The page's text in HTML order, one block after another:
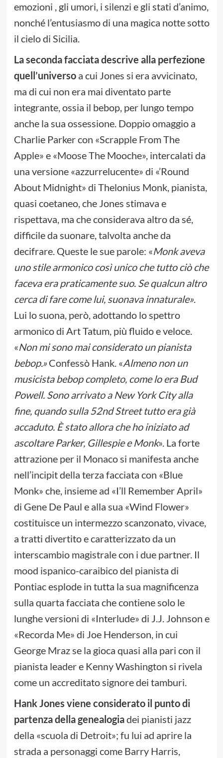
emozioni , gli umori, i silenzi e gli stati d’animo,
nonché l’entusiasmo di una magica notte sotto
il cielo di Sicilia.
La seconda facciata descrive alla perfezione
quell’universoa cui Jones si era avvicinato,
ma di cui non era mai diventato parte
integrante, ossia il bebop, per lungo tempo
anche la sua ossessione. Doppio omaggio a
Charlie Parker con «Scrapple From The
Apple» e «Moose The Mooche», intercalati da
una versione «azzurrelucente» di «’Round
About Midnight» di Thelonius Monk, pianista,
quasi coetaneo, che Jones stimava e
rispettava, ma che considerava altro da sé,
difficile da suonare, talvolta anche da
decifrare. Queste le sue parole: «Monk aveva
uno stile armonico così unico che tutto ciò che
faceva era praticamente suo. Se qualcun altro
cerca di fare come lui, suonava innaturale».
Lui lo suona, però, adottando lo spettro
armonico di Art Tatum, più fluido e veloce.
«Non mi sono mai considerato un pianista
bebop.»Confessò Hank. «Almeno non un
musicista bebop completo, come lo era Bud
Powell. Sono arrivato a New York City alla
fine, quando sulla 52nd Street tutto era già
accaduto. È stato allora che ho iniziato ad
ascoltare Parker, Gillespie e Monk». La forte
attrazione per il Monaco si manifesta anche
nell’incipit della terza facciata con «Blue
Monk» che, insieme ad «I’ll Remember April»
di Gene De Paul e alla sua «Wind Flower»
costituisce un intermezzo scanzonato, vivace,
a tratti divertito e caratterizzato da un
interscambio magistrale con i due partner. Il
mood ispanico-caraibico del pianista di
Pontiac esplode in tutta la sua magnificenza
sulla quarta facciata che contiene solo le
lunghe versioni di «Interlude» di J.J. Johnson e
«Recorda Me» di Joe Henderson, in cui
George Mraz se la gioca quasi alla pari con il
pianista leader e Kenny Washington si rivela
come un accreditato signore dei tamburi.
Hank Jones viene considerato il punto di
partenza della genealogiadei pianisti jazz
della «scuola di Detroit»; fu lui ad aprire la
strada a personaggi come Barry Harris,